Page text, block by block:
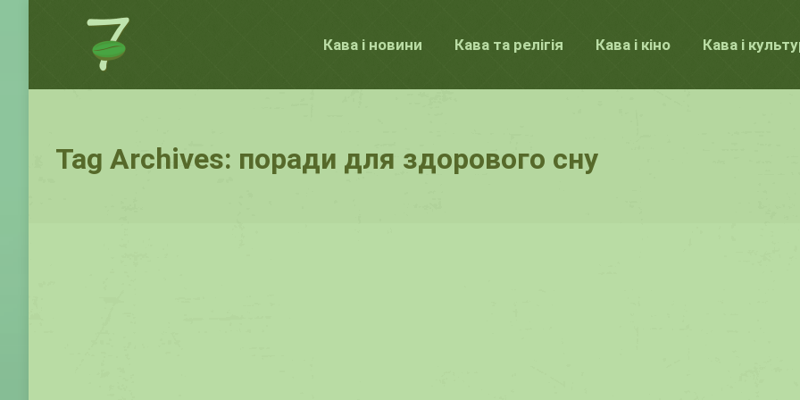
Кава і новини Кава та релігія Кава і кіно Кава і
Tag Archives: поради для здорового сну